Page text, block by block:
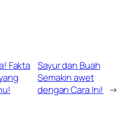
Fakta
Sayur dan Buah
Semakin awet
dengan Cara Ini! →